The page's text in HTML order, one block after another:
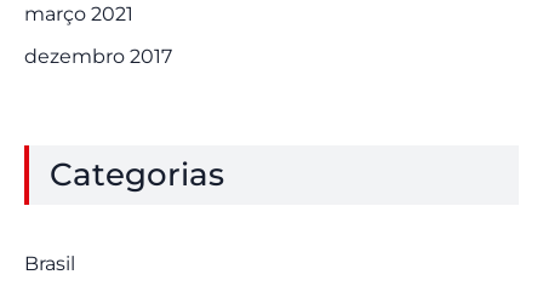
março 2021
dezembro 2017
Categorias
Brasil